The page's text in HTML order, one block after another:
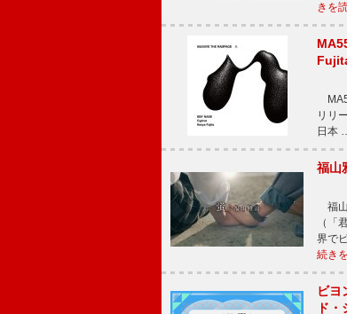
きを
リリ
日本
福山
福山
（「
界で
続き
ビヨ
ド